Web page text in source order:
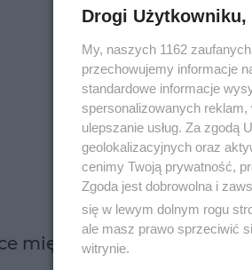
między zdrowiem
Drogi Użytkowniku,
My, naszych 1162
przechowujemy informacje
standardowe informacje
spersonalizowanych
ulepszanie usług. Za zgodą
geolokalizacyjnych oraz
cenimy Twoją prywatność,
Zgoda jest dobrowolna i
się w lewym dolnym rogu
ale masz prawo sprzeciwić
witrynie.